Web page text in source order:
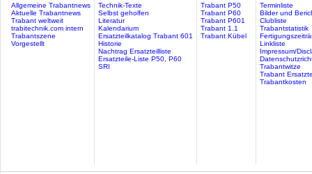
Allgemeine Trabantnews
Aktuelle Trabantnews
Trabant weltweit
trabitechnik.com intern
Trabantszene
Vorgestellt
Technik-Texte
Selbst geholfen
Literatur
Kalendarium
Ersatzteilkatalog Trabant 601
Historie
Nachtrag Ersatzteilliste
Ersatzteile-Liste P50, P60
SRI
Trabant P50
Trabant P60
Trabant P601
Trabant 1.1
Trabant Kübel
Terminliste
Bilder und
Clubliste
Trabantstatistik
Linkliste
Impressum/
Trabantwitze
Trabant
Trabantkosten